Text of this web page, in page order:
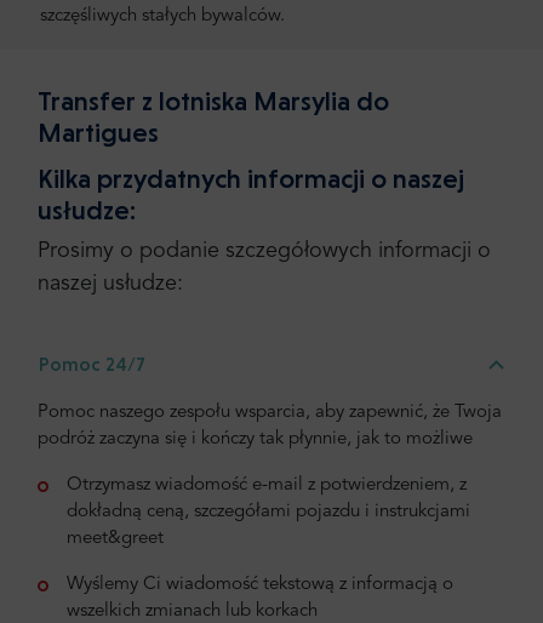
szczęśliwych stałych bywalców.
Transfer z lotniska Marsylia do
Martigues
Kilka przydatnych informacji o naszej
usłudze:
Prosimy o podanie szczegółowych informacji o
naszej usłudze:
Pomoc 24/7
Pomoc naszego zespołu wsparcia, aby zapewnić, że Twoja
podróż zaczyna się i kończy tak płynnie, jak to możliwe
Otrzymasz wiadomość e-mail z potwierdzeniem, z
dokładną ceną, szczegółami pojazdu i instrukcjami
meet&greet
Wyślemy Ci wiadomość tekstową z informacją o
wszelkich zmianach lub korkach